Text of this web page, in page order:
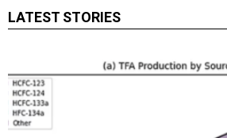
LATEST STORIES